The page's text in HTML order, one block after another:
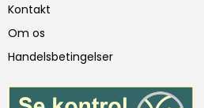
Kontakt
Om os
Handelsbetingelser